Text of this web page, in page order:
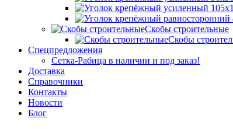
Скобы строительные
Скобы
Спецпредложения
Сетка-Рабица в наличии и под заказ!
Доставка
Справочники
Контакты
Новости
Блог